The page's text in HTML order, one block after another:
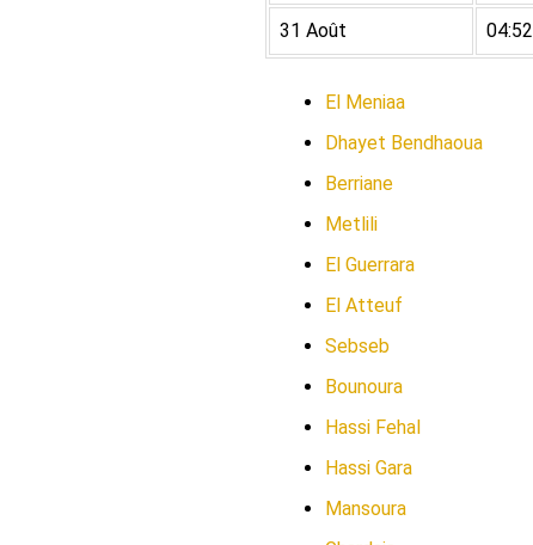
31 Août 04:52
El Meniaa
Dhayet Bendhaoua
Berriane
Metlili
El Guerrara
El Atteuf
Sebseb
Bounoura
Hassi Fehal
Hassi Gara
Mansoura